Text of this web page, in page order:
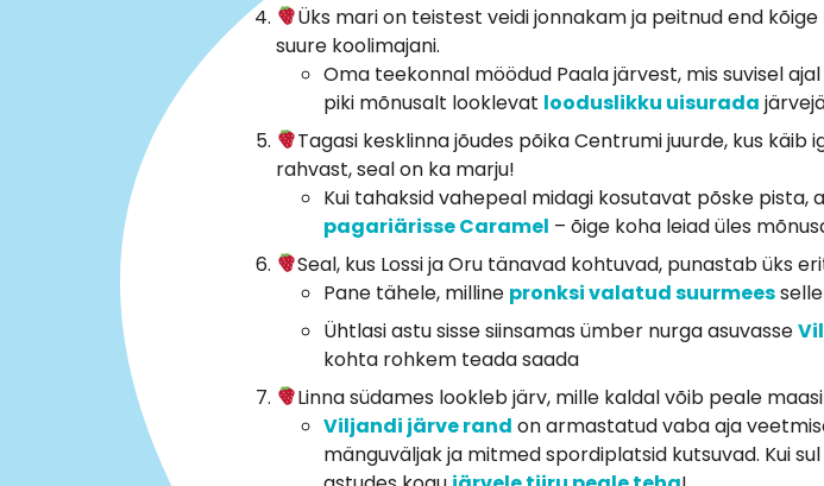
Üks mari on teistest veidi jonnakam ja peitnud end
suure koolimajani.
Oma teekonnal möödud Paala järvest, mis suvisel
piki mõnusalt looklevat looduslikku uisurada
Tagasi kesklinna jõudes põika Centrumi juurde, kus
rahvast, seal on ka marju!
Kui tahaksid vahepeal midagi kosutavat põske pista,
pagariärisse Caramel – õige koha leiad üles
Seal, kus Lossi ja Oru tänavad kohtuvad, punastab üks
Pane tähele, milline pronksi valatud suurmees
Ühtlasi astu sisse siinsamas ümber nurga asuvasse
kohta rohkem teada saada
Linna südames lookleb järv, mille kaldal võib peale
Viljandi järve rand on armastatud vaba aja
mänguväljak ja mitmed spordiplatsid kutsuvad. Kui